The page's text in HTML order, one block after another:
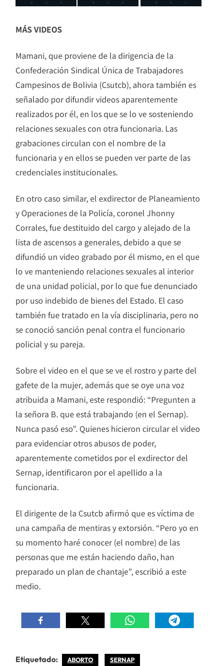
MÁS VIDEOS
Mamani, que proviene de la dirigencia de la
Confederación Sindical Única de Trabajadores
Campesinos de Bolivia (Csutcb), ahora también es
señalado por difundir videos aparentemente
realizados por él, en los que se lo ve sosteniendo
relaciones sexuales con otra funcionaria. Las
grabaciones circulan con el nombre de la
funcionaria y en ellos se pueden ver parte de las
credenciales institucionales.
En otro caso similar, el exdirector de Planeamiento
y Operaciones de la Policía, coronel Jhonny
Corrales, fue destituido del cargo y alejado de la
lista de ascensos a generales, debido a que se
difundió un video grabado por él mismo, en el que
lo ve manteniendo relaciones sexuales al interior
de una unidad policial, por lo que fue denunciado
por uso indebido de bienes del Estado. El caso
también fue tratado en la vía disciplinaria, pero no
se conoció sanción penal contra el funcionario
policial y su pareja.
Sobre el video en el que se ve el rostro y parte del
gafete de la mujer, además que se oye una voz
atribuida a Mamani, este respondió: “Pregunten a
la señora B. que está trabajando (en el Sernap).
Nunca pasó eso”. Quienes hicieron circular el video
para evidenciar otros abusos de poder,
aparentemente cometidos por el exdirector del
Sernap, identificaron por el apellido a la
funcionaria.
El dirigente de la Csutcb afirmó que es víctima de
una campaña de mentiras y extorsión. “Pero yo en
su momento haré conocer (el nombre) de las
personas que me están haciendo daño, han
preparado un plan de chantaje”, escribió a este
medio.
Etiquetado: ABORTO SERNAP